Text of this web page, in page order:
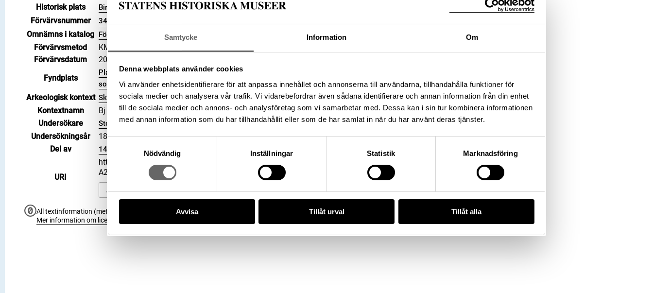
Samtycke Information Om
Denna webbplats använder cookies
Vi använder enhetsidentifierare för att anpassa innehållet och annonserna till användarna, tillhandahålla funktioner för
sociala medier och analysera vår trafik. Vi vidarebefordrar även sådana identifierare och annan information från din enhet
till de sociala medier och annons- och analysföretag som vi samarbetar med. Dessa kan i sin tur kombinera informationen
med annan information som du har tillhandahållit eller som de har samlat in när du har använt deras tjänster.
Nödvändig
Inställningar Statistik Marknadsföring
Avvisa Tillåt urval Tillåt alla
Historisk plats
Birka, Adelsö socken
Förvärvsnummer 34000
Omnämns i katalog Förvärv: 34000 på Catview
Förvärvsmetod
KML
Förvärvsdatum
2000
Fyndplats
Plats: Björkö, Hemlanden, Fornlämning: L2017:1904, Socken: Adelsö
socken, Kommun: Ekerö kommun, Landskap: Uppland, Land: Sverige
Arkeologisk kontext Skelettgrav, Grav, Hög: 716
Kontextnamn
Bj 716
Undersökare
Stolpe, Hjalmar
Undersökningsår
1879
Del av
145067_HST
URI
https://samlingar.shm.se/object/13ED373F-3834-442E-9E1F-
A22178020628
Kopiera URI
All textinformation (metadata) på denna sida är fri att använda enligt licensen CC0.
Mer information om licenser hos Statens historiska museer.